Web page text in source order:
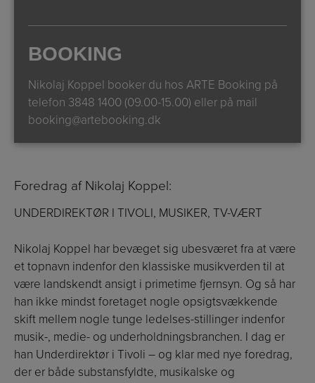
BOOKING
Nikolaj Koppel booker du hos ARTE Booking på
telefon 3848 1400 (09.00-15.00) eller på mail
booking@artebooking.dk
Foredrag af Nikolaj Koppel:
UNDERDIREKTØR I TIVOLI, MUSIKER, TV-VÆRT
Nikolaj Koppel har bevæget sig ubesværet fra at være
et topnavn indenfor den klassiske musikverden til at
være landskendt ansigt i primetime fjernsyn. Og så har
han ikke mindst foretaget nogle opsigtsvækkende
skift mellem nogle tunge ledelses-stillinger indenfor
musik-, medie- og underholdningsbranchen. I dag er
han Underdirektør i Tivoli – og klar med nye foredrag,
der er både substansfyldte, musikalske og